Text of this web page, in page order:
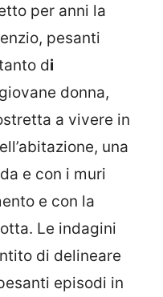
per anni la
pesanti
di
donna,
a vivere in
una
e con i muri
e con la
Le indagini
di delineare
episodi in